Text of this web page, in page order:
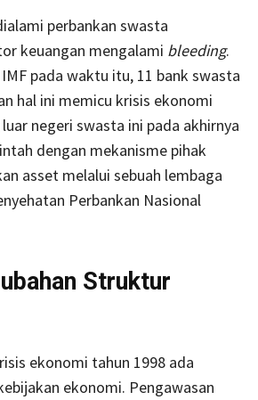
perbankan swasta
keuangan mengalami bleeding.
pada waktu itu, 11 bank swasta
hal ini memicu krisis ekonomi
negeri swasta ini pada akhirnya
dengan mekanisme pihak
asset melalui sebuah lembaga
Perbankan Nasional
Struktur
ekonomi tahun 1998 ada
ekonomi. Pengawasan